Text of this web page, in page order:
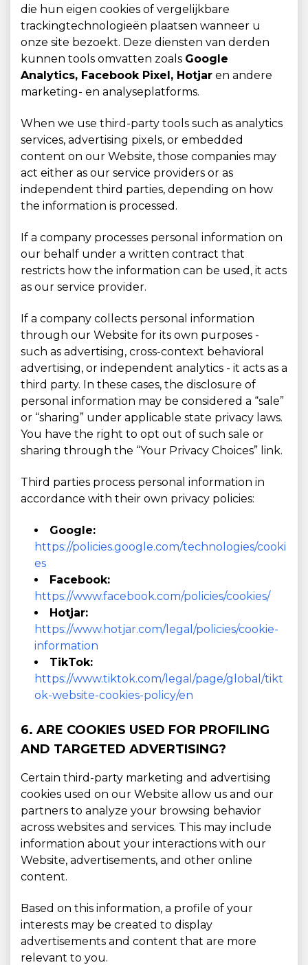
die hun eigen cookies of vergelijkbare
trackingtechnologieën plaatsen wanneer u
onze site bezoekt. Deze diensten van derden
kunnen tools omvatten zoals Google
Analytics, Facebook Pixel, Hotjar en andere
marketing- en analyseplatforms.
When we use third-party tools such as analytics
services, advertising pixels, or embedded
content on our Website, those companies may
act either as our service providers or as
independent third parties, depending on how
the information is processed.
If a company processes personal information on
our behalf under a written contract that
restricts how the information can be used, it acts
as our service provider.
If a company collects personal information
through our Website for its own purposes -
such as advertising, cross-context behavioral
advertising, or independent analytics - it acts as a
third party. In these cases, the disclosure of
personal information may be considered a “sale”
or “sharing” under applicable state privacy laws.
You have the right to opt out of such sale or
sharing through the “Your Privacy Choices” link.
Third parties process personal information in
accordance with their own privacy policies:
Google:
https://policies.google.com/technologies/cooki
es
Facebook:
https://www.facebook.com/policies/cookies/
Hotjar:
https://www.hotjar.com/legal/policies/cookie-
information
TikTok:
https://www.tiktok.com/legal/page/global/tikt
ok-website-cookies-policy/en
6. ARE COOKIES USED FOR PROFILING
AND TARGETED ADVERTISING?
Certain third-party marketing and advertising
cookies used on our Website allow us and our
partners to analyze your browsing behavior
across websites and services. This may include
information about your interactions with our
Website, advertisements, and other online
content.
Based on this information, a profile of your
interests may be created to display
advertisements and content that are more
relevant to you.